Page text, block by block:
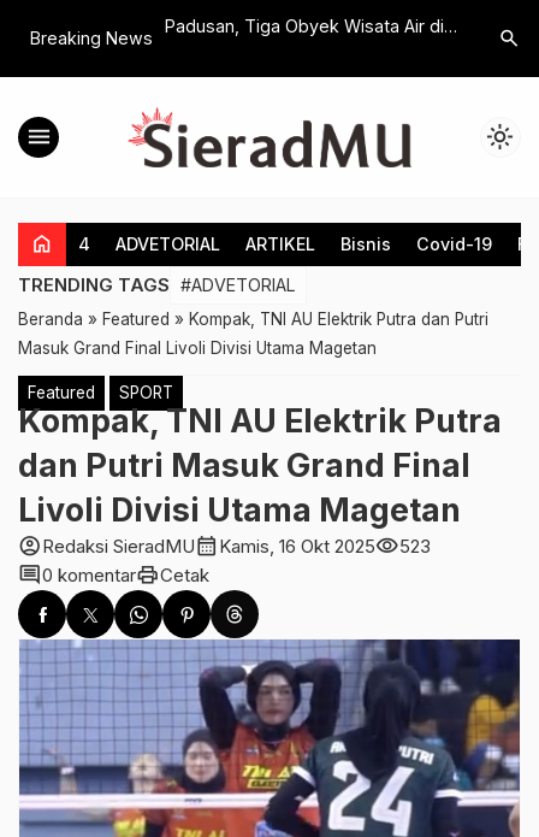
Breaking News
Terkait
Satpam
Padusan, Tiga Obyek Wisata Air di
Masuk
Diminta
search
menu light_mode
home 4 ADVETORIAL ARTIKEL Bisnis Covid-19
TRENDING TAGS #ADVETORIAL
Beranda » Featured » Kompak, TNI AU Elektrik Putra dan Putri
Masuk Grand Final Livoli Divisi Utama Magetan
Featured SPORT
Kompak, TNI AU Elektrik Putra
dan Putri Masuk Grand Final
Livoli Divisi Utama Magetan
account_circleRedaksi SieradMUcalendar_month Kamis, 16 Okt 2025visibility523
comment0 komentarprintCetak